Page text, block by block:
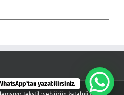
yazabilirsiniz.